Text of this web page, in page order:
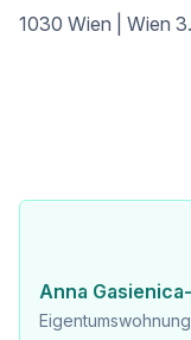
Provisionsfrei für den
Fertigstellung: 2.
Dieses Projekt wird von ARE Austrian Real Estate entwickelt und realisiert. ARE ist eine der größten Immobilieneigentümerinnen in Österreich. Das
Wir weisen darauf hin, dass zwischen dem
Der Vermittler ist als
Gesundheit
1030 Wien | Wien
Anna